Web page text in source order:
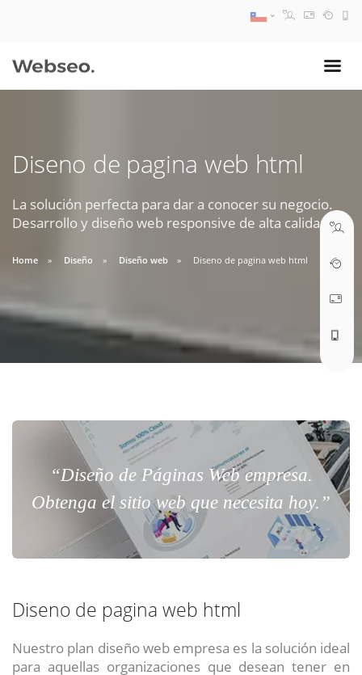
Diseno de pagina web html
La solución perfecta para dar a conocer su negocio.
Desarrollo y diseño web responsive de alta calidad.
Home Diseño Diseño web Diseno de pagina web html
“Diseño de Páginas Web empresa.
Obtenga el sitio web que necesita hoy.”
Diseno de pagina web html
Nuestro plan diseño web empresa es la solución ideal
para aquellas organizaciones que desean tener en
09:30 AM A 18:30 PM
soporte@webseo.cl